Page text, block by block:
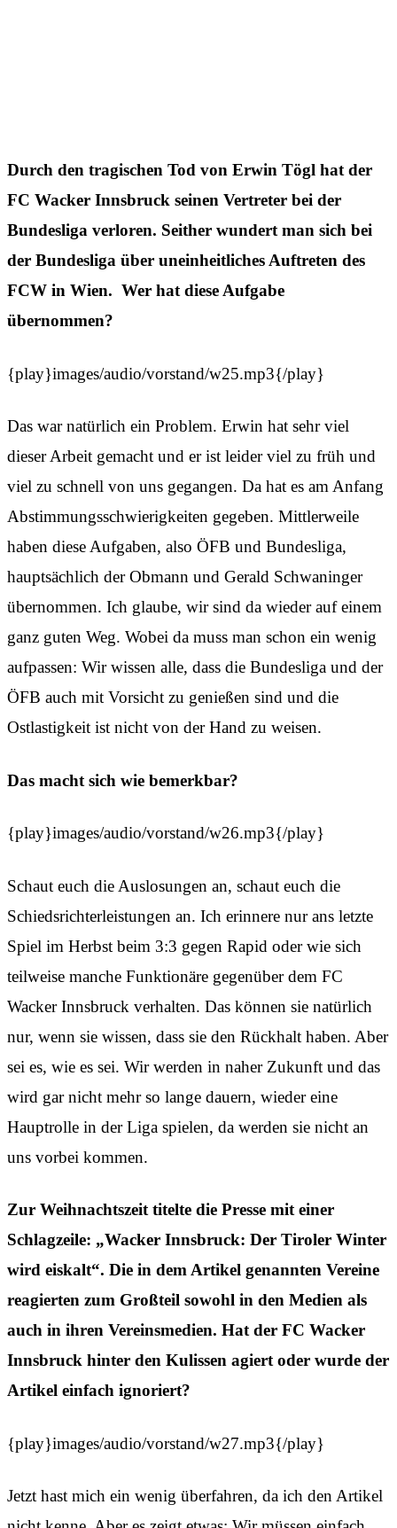
Durch den tragischen Tod von Erwin Tögl hat der
FC Wacker Innsbruck seinen Vertreter bei der
Bundesliga verloren. Seither wundert man sich bei
der Bundesliga über uneinheitliches Auftreten des
FCW in Wien. Wer hat diese Aufgabe
übernommen?
{play}images/audio/vorstand/w25.mp3{/play}
Das war natürlich ein Problem. Erwin hat sehr viel
dieser Arbeit gemacht und er ist leider viel zu früh und
viel zu schnell von uns gegangen. Da hat es am Anfang
Abstimmungsschwierigkeiten gegeben. Mittlerweile
haben diese Aufgaben, also ÖFB und Bundesliga,
hauptsächlich der Obmann und Gerald Schwaninger
übernommen. Ich glaube, wir sind da wieder auf einem
ganz guten Weg. Wobei da muss man schon ein wenig
aufpassen: Wir wissen alle, dass die Bundesliga und der
ÖFB auch mit Vorsicht zu genießen sind und die
Ostlastigkeit ist nicht von der Hand zu weisen.
Das macht sich wie bemerkbar?
{play}images/audio/vorstand/w26.mp3{/play}
Schaut euch die Auslosungen an, schaut euch die
Schiedsrichterleistungen an. Ich erinnere nur ans letzte
Spiel im Herbst beim 3:3 gegen Rapid oder wie sich
teilweise manche Funktionäre gegenüber dem FC
Wacker Innsbruck verhalten. Das können sie natürlich
nur, wenn sie wissen, dass sie den Rückhalt haben. Aber
sei es, wie es sei. Wir werden in naher Zukunft und das
wird gar nicht mehr so lange dauern, wieder eine
Hauptrolle in der Liga spielen, da werden sie nicht an
uns vorbei kommen.
Zur Weihnachtszeit titelte die Presse mit einer
Schlagzeile: „Wacker Innsbruck: Der Tiroler Winter
wird eiskalt“. Die in dem Artikel genannten Vereine
reagierten zum Großteil sowohl in den Medien als
auch in ihren Vereinsmedien. Hat der FC Wacker
Innsbruck hinter den Kulissen agiert oder wurde der
Artikel einfach ignoriert?
{play}images/audio/vorstand/w27.mp3{/play}
Jetzt hast mich ein wenig überfahren, da ich den Artikel